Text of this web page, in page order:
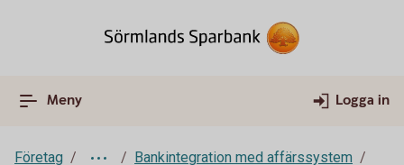
Meny Logga in
Företag
Bankintegration med affärssystem